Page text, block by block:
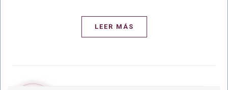
LEER MÁS